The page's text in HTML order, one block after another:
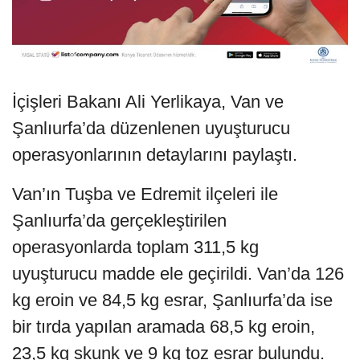
İçişleri Bakanı Ali Yerlikaya, Van ve
Şanlıurfa’da düzenlenen uyuşturucu
operasyonlarının detaylarını paylaştı.
Van’ın Tuşba ve Edremit ilçeleri ile
Şanlıurfa’da gerçekleştirilen
operasyonlarda toplam 311,5 kg
uyuşturucu madde ele geçirildi. Van’da 126
kg eroin ve 84,5 kg esrar, Şanlıurfa’da ise
bir tırda yapılan aramada 68,5 kg eroin,
23,5 kg skunk ve 9 kg toz esrar bulundu.